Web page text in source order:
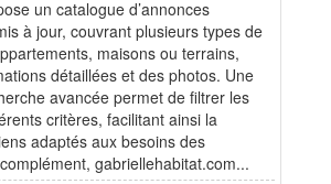
un catalogue d’annonces
à jour, couvrant plusieurs types de
maisons ou terrains,
détaillées et des photos. Une
avancée permet de filtrer les
critères, facilitant ainsi la
adaptés aux besoins des
gabriellehabitat.com...